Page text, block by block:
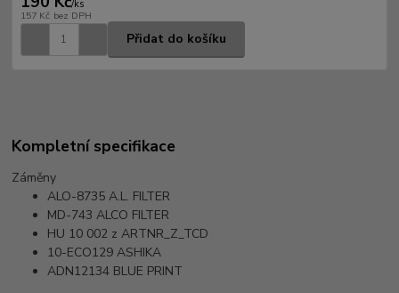
/ks
157 Kč bez DPH
Přidat do košíku
Kompletní specifikace
Záměny
ALO-8735 A.L. FILTER
MD-743 ALCO FILTER
HU 10 002 z ARTNR_Z_TCD
10-ECO129 ASHIKA
ADN12134 BLUE PRINT